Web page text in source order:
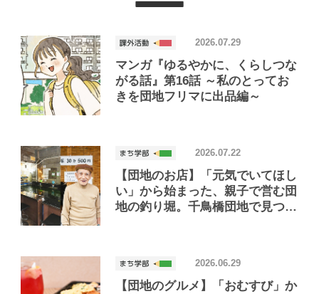
マンガ『ゆるやかに、くらしつな
がる話』第16話 ～私のとってお
きを団地フリマに出品編～
2026.07.29
【団地のお店】「元気でいてほし
い」から始まった、親子で営む団
地の釣り堀。千鳥橋団地で見つけ
2026.07.22
【団地のグルメ】「おむすび」か
2026.06.29